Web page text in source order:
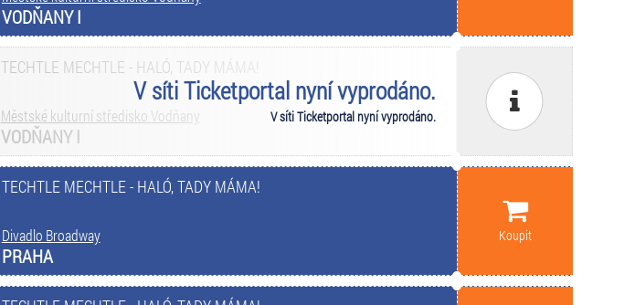
VODŇANY I
V síti Ticketportal nyní vyprodáno.
V síti Ticketportal nyní vyprodáno.
TECHTLE MECHTLE - HALÓ, TADY MÁMA!
Městské kulturní středisko Vodňany
VODŇANY I
TECHTLE MECHTLE - HALÓ, TADY MÁMA!
Divadlo Broadway
PRAHA
Koupit